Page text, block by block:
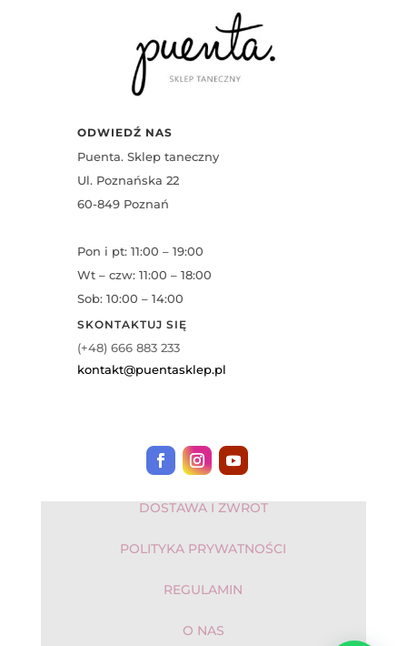
ODWIEDŹ NAS
Puenta. Sklep taneczny
Ul. Poznańska 22
60-849 Poznań
Pon i pt: 11:00 – 19:00
Wt – czw: 11:00 – 18:00
Sob: 10:00 – 14:00
SKONTAKTUJ SIĘ
(+48) 666 883 233
kontakt@puentasklep.pl
DOSTAWA I ZWROT
POLITYKA PRYWATNOŚCI
REGULAMIN
O NAS